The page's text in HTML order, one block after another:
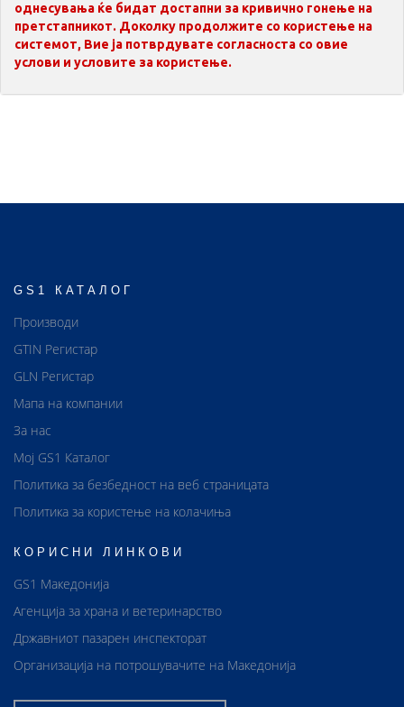
однесувања ќе бидат достапни за кривично гонење на
претстапникот. Доколку продолжите со користење на
системот, Вие ја потврдувате согласноста со овие
услови и условите за користење.
GS1 КАТАЛОГ
Производи
GTIN Регистар
GLN Регистар
Мапа на компании
За нас
Мој GS1 Каталог
Политика за безбедност на веб страницата
Политика за користење на колачиња
КОРИСНИ ЛИНКОВИ
GS1 Македонија
Агенција за храна и ветеринарство
Државниот пазарен инспекторат
Организација на потрошувачите на Македонија